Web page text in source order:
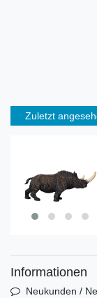
Zuletzt
Informationen
Neukunden /